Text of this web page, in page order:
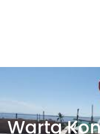
Warta